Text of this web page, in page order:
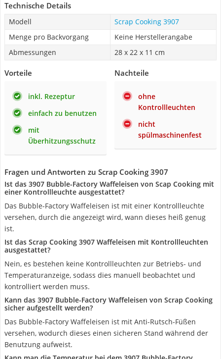
Technische Details
Modell
Scrap Cooking 3907
Menge pro Backvorgang
Keine Herstellerangabe
Abmessungen
28 x 22 x 11 cm
Vorteile
inkl. Rezeptur
einfach zu benutzen
mit
Überhitzungsschutz
Nachteile
ohne
Kontrollleuchten
nicht
spülmaschinenfest
Fragen und Antworten zu Scrap Cooking 3907
Ist das 3907 Bubble-Factory Waffeleisen von Scap Cooking mit
einer Kontrollleuchte ausgestattet?
Das Bubble-Factory Waffeleisen ist mit einer Kontrollleuchte
versehen, durch die angezeigt wird, wann dieses heiß genug
ist.
Ist das Scrap Cooking 3907 Waffeleisen mit Kontrollleuchten
ausgestattet?
Nein, es bestehen keine Kontrollleuchten zur Betriebs- und
Temperaturanzeige, sodass dies manuell beobachtet und
kontrolliert werden muss.
Kann das 3907 Bubble-Factory Waffeleisen von Scrap Cooking
sicher aufgestellt werden?
Das Bubble-Factory Waffeleisen ist mit Anti-Rutsch-Füßen
versehen, wodurch dieses einen sicheren Stand während der
Benutzung aufweist.